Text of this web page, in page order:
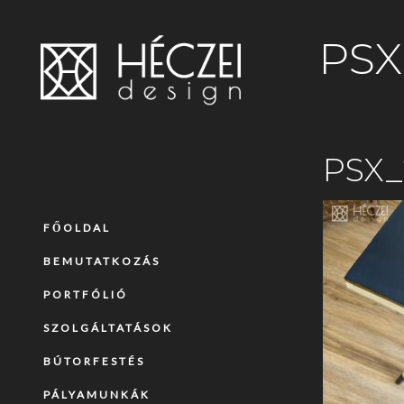
FŐOLDAL
BEMUTATKOZÁS
PORTFÓLIÓ
SZOLGÁLTATÁSOK
BÚTORFESTÉS
PÁLYAMUNKÁK